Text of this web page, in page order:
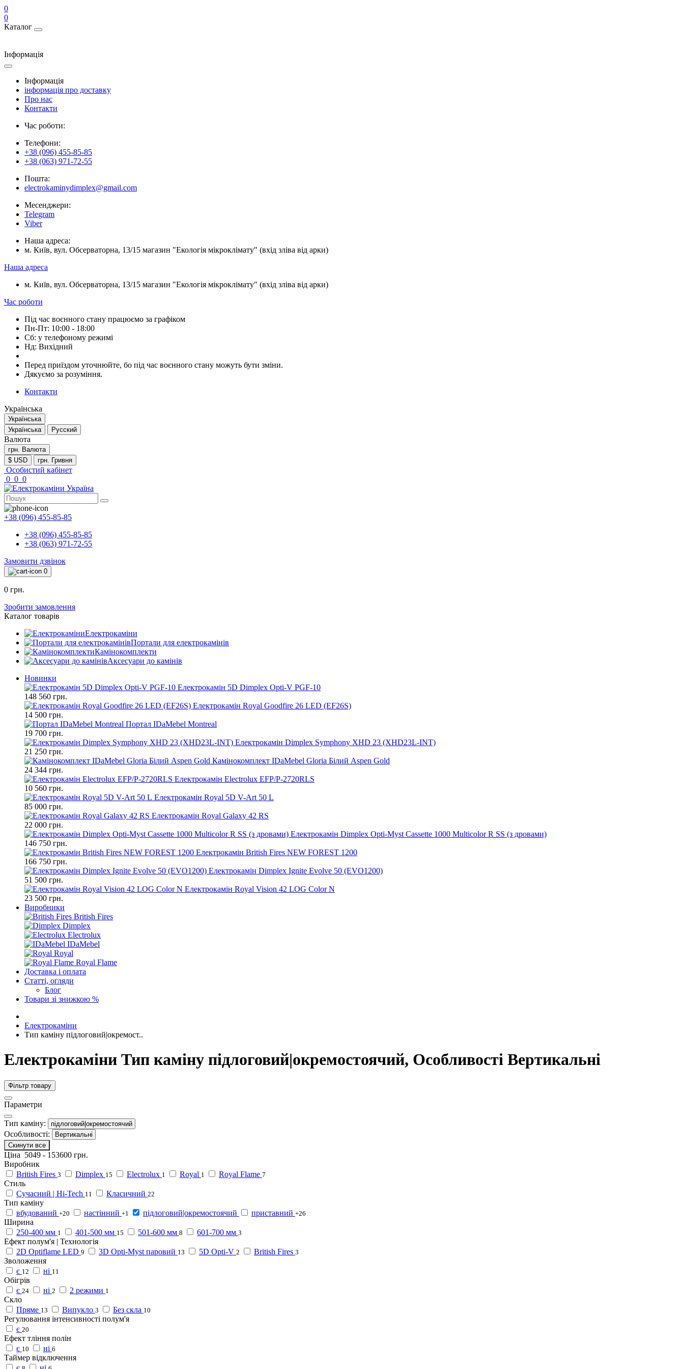
0
0
Каталог
Інформація
Інформація
інформація про доставку
Про нас
Контакти
Час роботи:
Телефони:
+38 (096) 455-85-85
+38 (063) 971-72-55
Пошта:
electrokaminydimplex@gmail.com
Месенджери:
Telegram
Viber
Наша адреса:
м. Київ, вул. Обсерваторна, 13/15 магазин "Екологія мікроклімату" (вхід зліва від арки)
Наша адреса
м. Київ, вул. Обсерваторна, 13/15 магазин "Екологія мікроклімату" (вхід зліва від арки)
Час роботи
Під час воєнного стану працюємо за графіком
Пн-Пт: 10:00 - 18:00
Сб: у телефоному режимі
Нд: Вихідний
Перед приїздом уточнюйте, бо під час воєнного стану можуть бути зміни.
Дякуємо за розуміння.
Контакти
Українська
Українська
Українська
Русский
Валюта
грн. Валюта
$ USD
грн. Гривня
Особистий кабінет
0 0 0
+38 (096) 455-85-85
+38 (096) 455-85-85
+38 (063) 971-72-55
Замовити дзвінок
0
0 грн.
Зробити замовлення
Каталог товарів
Електрокаміни
Портали для електрокамінів
Камінокомплекти
Аксесуари до камінів
Новинки
Електрокамін 5D Dimplex Opti-V PGF-10
148 560 грн.
Електрокамін Royal Goodfire 26 LED (EF26S)
14 500 грн.
Портал IDaMebel Montreal
19 700 грн.
Електрокамін Dimplex Symphony XHD 23 (XHD23L-INT)
21 250 грн.
Камінокомплект IDaMebel Gloria Білий Aspen Gold
24 344 грн.
Електрокамін Electrolux EFP/P-2720RLS
10 560 грн.
Електрокамін Royal 5D V-Art 50 L
85 000 грн.
Електрокамін Royal Galaxy 42 RS
22 000 грн.
Електрокамін Dimplex Opti-Myst Cassette 1000 Multicolor R SS (з дровами)
146 750 грн.
Електрокамін British Fires NEW FOREST 1200
166 750 грн.
Електрокамін Dimplex Ignite Evolve 50 (EVO1200)
51 500 грн.
Електрокамін Royal Vision 42 LOG Color N
23 500 грн.
Виробники
British Fires
Dimplex
Electrolux
IDaMebel
Royal
Royal Flame
Доставка і оплата
Статті, огляди
Блог
Товари зі знижкою %
Електрокаміни
Тип каміну підлоговий|окремост..
Електрокаміни Тип каміну підлоговий|окремостоячий, Особливості Вертикальні
Фільтр товару
Параметри
Тип каміну: підлоговий|окремостоячий
Особливості:
Вертикальні
Скинути все
Ціна 5049 - 153600 грн.
Виробник
British Fires 3 Dimplex 15 Electrolux 1 Royal 1 Royal Flame 7
Стиль
Сучасний | Hi-Tech 11 Класичний 22
Тип каміну
вбудований +20 настінний +1 підлоговий|окремостоячий приставний +26
Ширина
250-400 мм 1 401-500 мм 15 501-600 мм 8 601-700 мм 3
Ефект полум'я | Технологія
2D Optiflame LED 9 3D Opti-Myst паровий 13 5D Opti-V 2 British Fires 3
Зволоження
є 12 ні 11
Обігрів
є 24 ні 2 2 режими 1
Скло
Пряме 13 Випукло 3 Без скла 10
Регулювання інтенсивності полум'я
є 20
Ефект тління полін
є 10 ні 6
Таймер відключення